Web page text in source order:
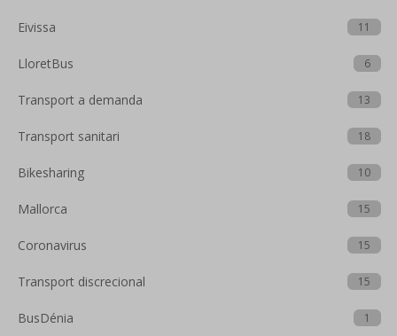
Eivissa 11
LloretBus 6
Transport a demanda 13
Transport sanitari 18
Bikesharing 10
Mallorca 15
Coronavirus 15
Transport discrecional 15
BusDénia 1